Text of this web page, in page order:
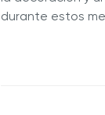
durante estos